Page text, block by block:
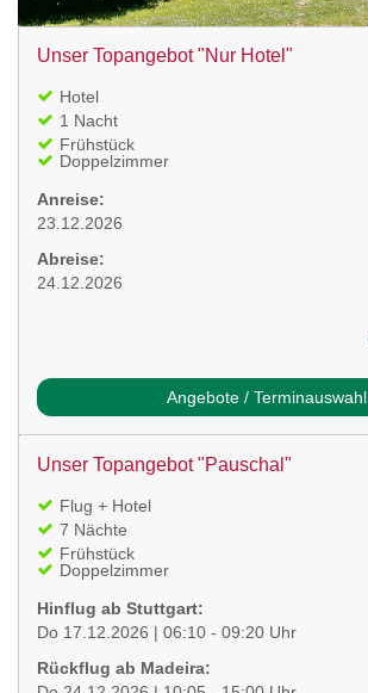
Unser Topangebot "Nur Hotel"
Hotel
1 Nacht
Frühstück
Doppelzimmer
Anreise:
23.12.2026
Abreise:
24.12.2026
Angebote / Terminauswahl
Unser Topangebot "Pauschal"
Flug + Hotel
7 Nächte
Frühstück
Doppelzimmer
Hinflug ab Stuttgart:
Do 17.12.2026 | 06:10 - 09:20 Uhr
Rückflug ab Madeira: